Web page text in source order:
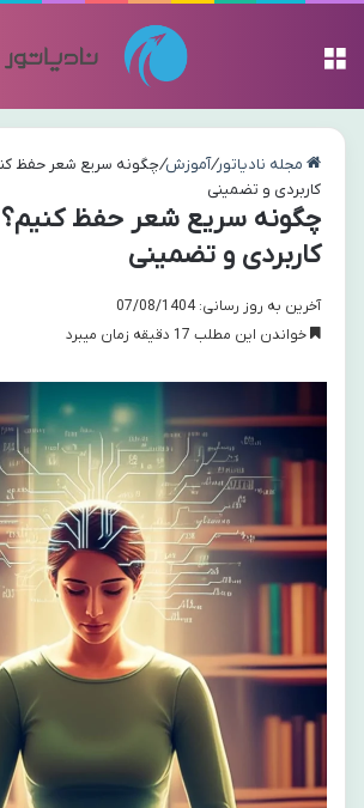
مجله نادیاتور/آموزش/
کاربردی و تضمینی
کاربردی و تضمینی
آخرین به روز رسانی: 07/08/1404
خواندن این مطلب 17 دقیقه زمان میبرد